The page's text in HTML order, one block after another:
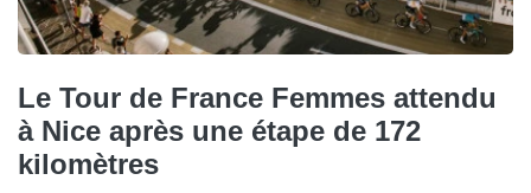
Le Tour de France Femmes attendu
à Nice après une étape de 172
kilomètres